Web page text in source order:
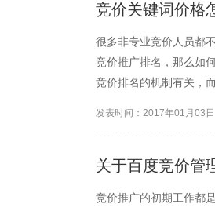
竞价关键词价格
很多非专业竞价人员都
竞价推广排名，那么如
竞价排名的机制有关，
发表时间：2017年01月03日
关于百度竞价管
竞价推广的初期工作都